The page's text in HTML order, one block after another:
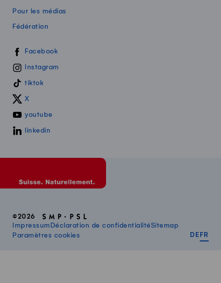
Pour les médias
Fédération
Swissmilk sur les réseaux sociaux
Facebook
Instagram
tiktok
X
youtube
linkedin
©2026
Impressum Déclaration de confidentialitéSitemap
Paramètres cookies
DE FR